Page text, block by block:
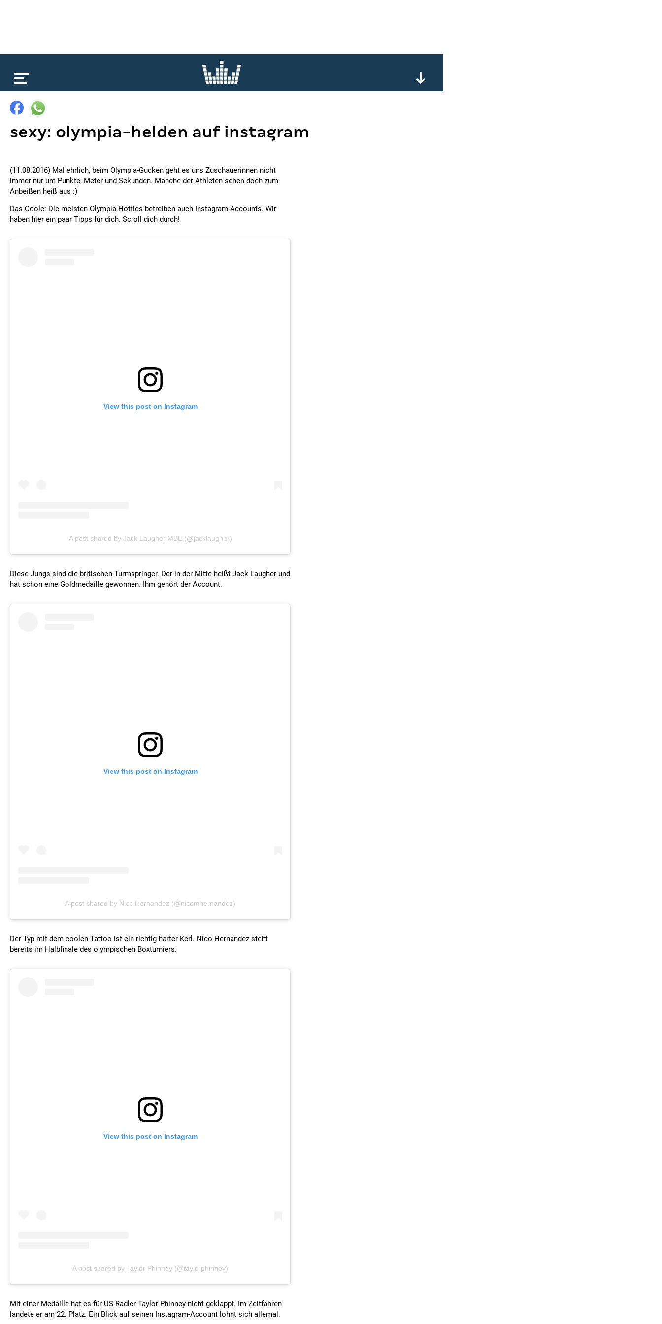
sexy: olympia-helden auf instagram
(11.08.2016) Mal ehrlich, beim Olympia-Gucken geht es uns Zuschauerinnen nicht
immer nur um Punkte, Meter und Sekunden. Manche der Athleten sehen doch zum
Anbeißen heiß aus :)
Das Coole: Die meisten Olympia-Hotties betreiben auch Instagram-Accounts. Wir
haben hier ein paar Tipps für dich. Scroll dich durch!
View this post on Instagram
A post shared by Jack Laugher MBE (@jacklaugher)
Diese Jungs sind die britischen Turmspringer. Der in der Mitte heißt Jack Laugher und
hat schon eine Goldmedaille gewonnen. Ihm gehört der Account.
View this post on Instagram
A post shared by Nico Hernandez (@nicomhernandez)
Der Typ mit dem coolen Tattoo ist ein richtig harter Kerl. Nico Hernandez steht
bereits im Halbfinale des olympischen Boxturniers.
View this post on Instagram
A post shared by Taylor Phinney (@taylorphinney)
Mit einer Medaille hat es für US-Radler Taylor Phinney nicht geklappt. Im Zeitfahren
landete er am 22. Platz. Ein Blick auf seinen Instagram-Account lohnt sich allemal.